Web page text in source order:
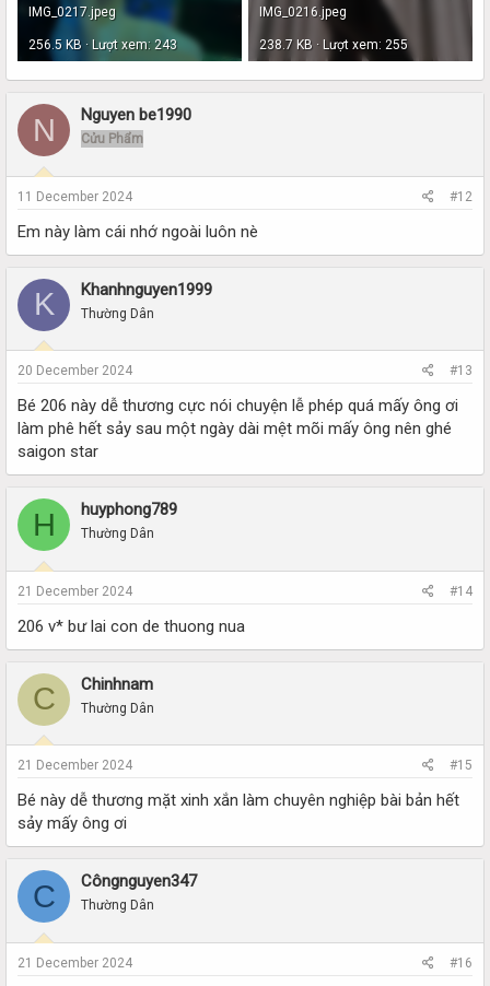
IMG_0217.jpeg
256.5 KB · Lượt xem: 243
IMG_0216.jpeg
238.7 KB · Lượt xem: 255
N Nguyen be1990
Cửu Phẩm
11 December 2024 #12
Em này làm cái nhớ ngoài luôn nè
K Khanhnguyen1999
Thường Dân
20 December 2024 #13
Bé 206 này dễ thương cực nói chuyện lễ phép quá mấy ông ơi
làm phê hết sảy sau một ngày dài mệt mõi mấy ông nên ghé
saigon star
H huyphong789
Thường Dân
21 December 2024 #14
206 v* bư lai con de thuong nua
C Chinhnam
Thường Dân
21 December 2024 #15
Bé này dễ thương mặt xinh xắn làm chuyên nghiệp bài bản hết
sảy mấy ông ơi
C Côngnguyen347
Thường Dân
21 December 2024 #16